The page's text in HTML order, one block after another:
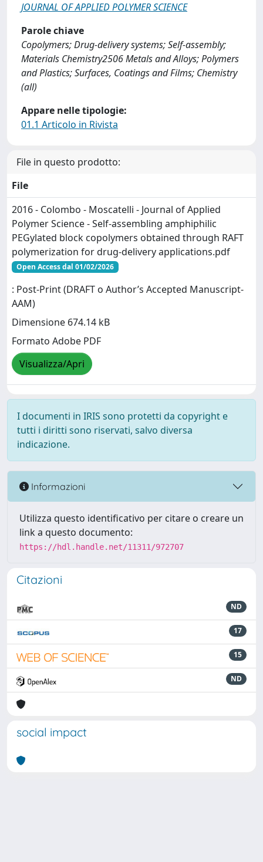
JOURNAL OF APPLIED POLYMER SCIENCE
Parole chiave
Copolymers; Drug-delivery systems; Self-assembly;
Materials Chemistry2506 Metals and Alloys; Polymers
and Plastics; Surfaces, Coatings and Films; Chemistry
(all)
Appare nelle tipologie:
01.1 Articolo in Rivista
File in questo prodotto:
File
2016 - Colombo - Moscatelli - Journal of Applied
Polymer Science - Self-assembling amphiphilic
PEGylated block copolymers obtained through RAFT
polymerization for drug-delivery applications.pdf
Open Access dal 01/02/2026
: Post-Print (DRAFT o Author’s Accepted Manuscript-
AAM)
Dimensione 674.14 kB
Formato Adobe PDF
Visualizza/Apri
I documenti in IRIS sono protetti da copyright e
tutti i diritti sono riservati, salvo diversa
indicazione.
Informazioni
Utilizza questo identificativo per citare o creare un
link a questo documento:
https://hdl.handle.net/11311/972707
Citazioni
ND
17
15
ND
social impact